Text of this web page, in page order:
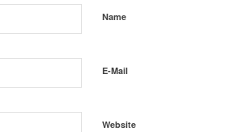
Name
E-Mail
Website